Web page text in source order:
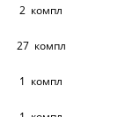
2 компл
27 компл
1 компл